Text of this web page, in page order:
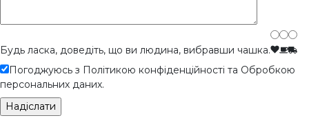
Будь ласка, доведіть, що ви людина, вибравши чашка.
Погоджуюсь з Політикою конфіденційності та Обробкою
персональних даних.